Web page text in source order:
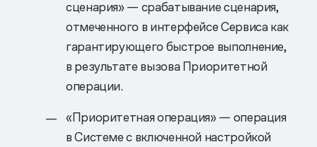
сценария» — срабатывание сценария,
отмеченного в интерфейсе Сервиса как
гарантирующего быстрое выполнение,
в результате вызова Приоритетной
операции.
«Приоритетная операция» — операция
в Системе с включенной настройкой